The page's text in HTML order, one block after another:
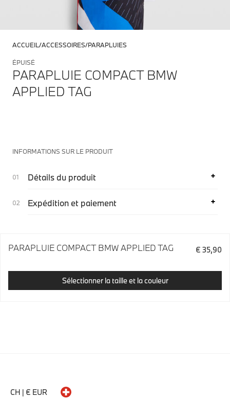
ACCUEIL ACCESSOIRES PARAPLUIES
ÉPUISÉ
PARAPLUIE COMPACT BMW
APPLIED TAG
INFORMATIONS SUR LE PRODUIT
Détails du produit
Expédition et paiement
PARAPLUIE COMPACT BMW APPLIED TAG € 35,90
Sélectionner la taille et la couleur
CH | € EUR